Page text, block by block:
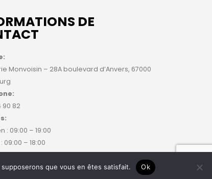
DE
Monvoisin – 28A boulevard d’Anvers, 67000
90 82
: 09:00 – 19:00
09:00 – 18:00
Qwenty que vous en êtes satisfait. Ok